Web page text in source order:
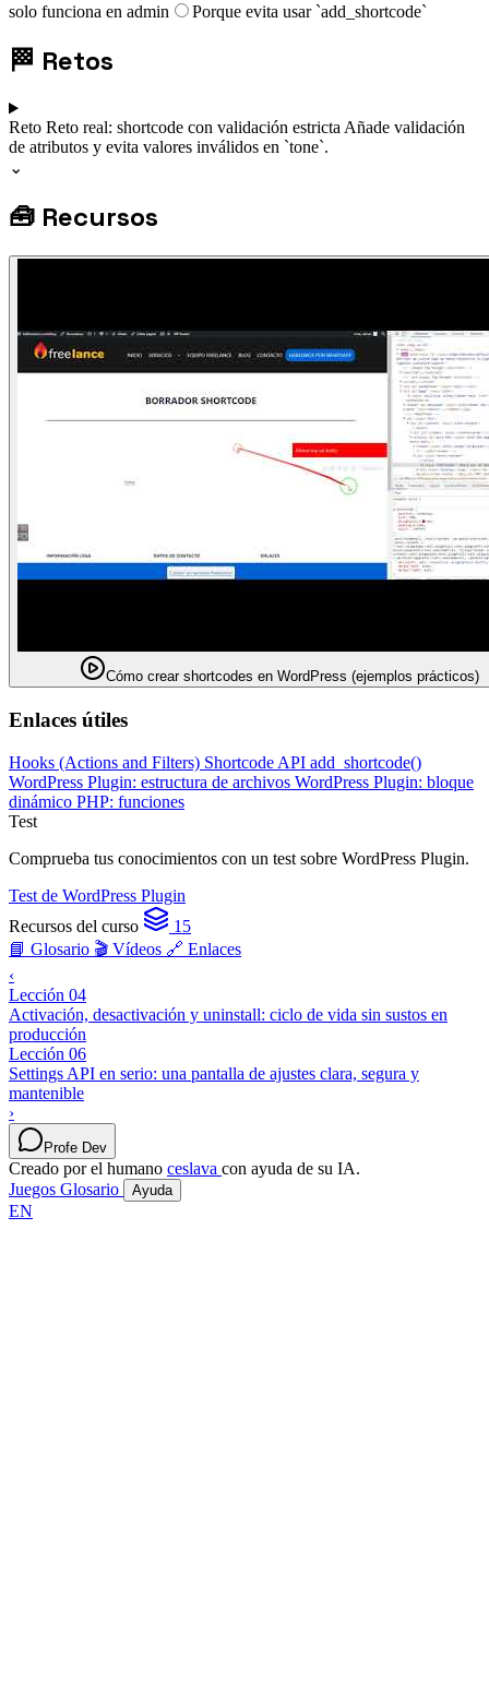
solo funciona en admin
Porque evita usar `add_shortcode`
🏁 Retos
Reto Reto real: shortcode con validación estrictaAñade validación
de atributos y evita valores inválidos en `tone`.
⌄
🧰 Recursos
Cómo crear shortcodes en WordPress (ejemplos prácticos)
Enlaces útiles
Hooks (Actions and Filters) Shortcode API add_shortcode()
WordPress Plugin: estructura de archivos WordPress Plugin: bloque
dinámico PHP: funciones
Test
Comprueba tus conocimientos con un test sobre WordPress Plugin.
Test de WordPress Plugin
Recursos del curso
15
📘 Glosario 🎬 Vídeos 🔗 Enlaces
‹
Lección 04
Activación, desactivación y uninstall: ciclo de vida sin sustos en
producción
Lección 06
Settings API en serio: una pantalla de ajustes clara, segura y
mantenible
›
Profe Dev
Creado por el humano ceslava con ayuda de su IA.
Juegos Glosario Ayuda
EN